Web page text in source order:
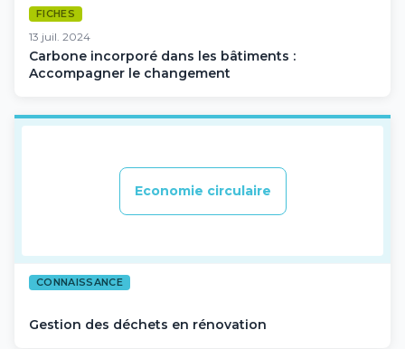
FICHES
13 juil. 2024
Carbone incorporé dans les bâtiments :
Accompagner le changement
Economie circulaire
CONNAISSANCE
Gestion des déchets en rénovation